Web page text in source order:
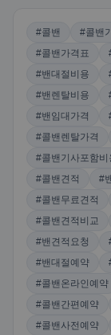
#콜밴 #콜밴
#콜밴가격표
#밴대절비용
#밴렌탈비용
#밴임대가격
#콜밴렌탈가격
#콜밴기사포함비
#콜밴견적
#
#콜밴무료견적
#콜밴견적비교
#밴견적요청
#밴대절예약
#콜밴온라인예약
#콜밴간편예약
#콜밴사전예약